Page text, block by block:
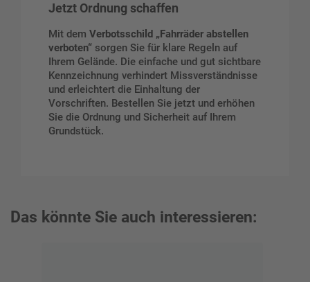
Jetzt Ordnung schaffen
Mit dem Verbotsschild „Fahrräder abstellen
verboten“ sorgen Sie für klare Regeln auf
Ihrem Gelände. Die einfache und gut sichtbare
Kennzeichnung verhindert Missverständnisse
und erleichtert die Einhaltung der
Vorschriften. Bestellen Sie jetzt und erhöhen
Sie die Ordnung und Sicherheit auf Ihrem
Grundstück.
Das könnte Sie auch interessieren: